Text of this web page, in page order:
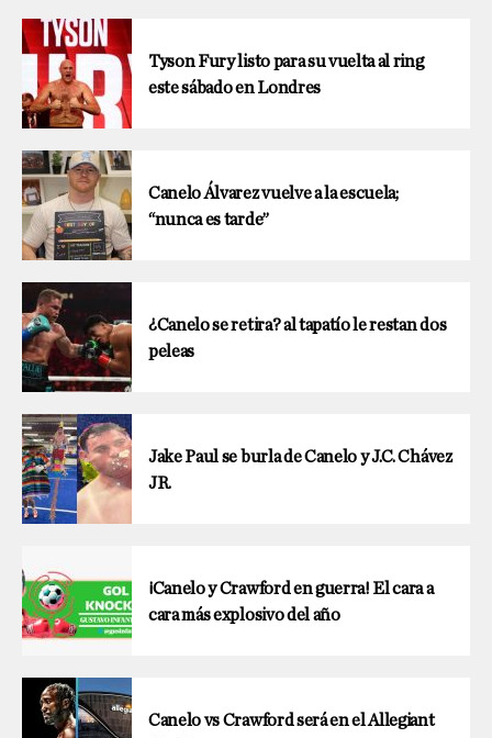
Tyson Fury listo para su vuelta al ring
este sábado en Londres
Canelo Álvarez vuelve a la escuela;
“nunca es tarde”
¿Canelo se retira? al tapatío le restan dos
peleas
Jake Paul se burla de Canelo y J.C. Chávez
JR.
¡Canelo y Crawford en guerra! El cara a
cara más explosivo del año
Canelo vs Crawford será en el Allegiant